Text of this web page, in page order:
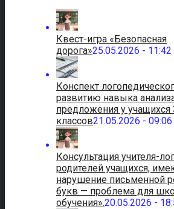
Квест-игра «Безопасная
дорога»25.05.2026 - 11:42
Конспект
развитию навыка
предложения у учащихся
классов21.05.2026 - 09:06
Консультация учителя-
родителей учащихся,
нарушение письменной
букв — проблема для
обучения».20.05.2026 -